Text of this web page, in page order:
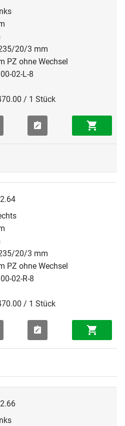
Alters- und Pflegeheime,
in Schulen oder Hotels.
20/3 mm
PZ ohne Wechsel
02-L-8
/ 1 Stück
20/3 mm
PZ ohne Wechsel
02-R-8
/ 1 Stück